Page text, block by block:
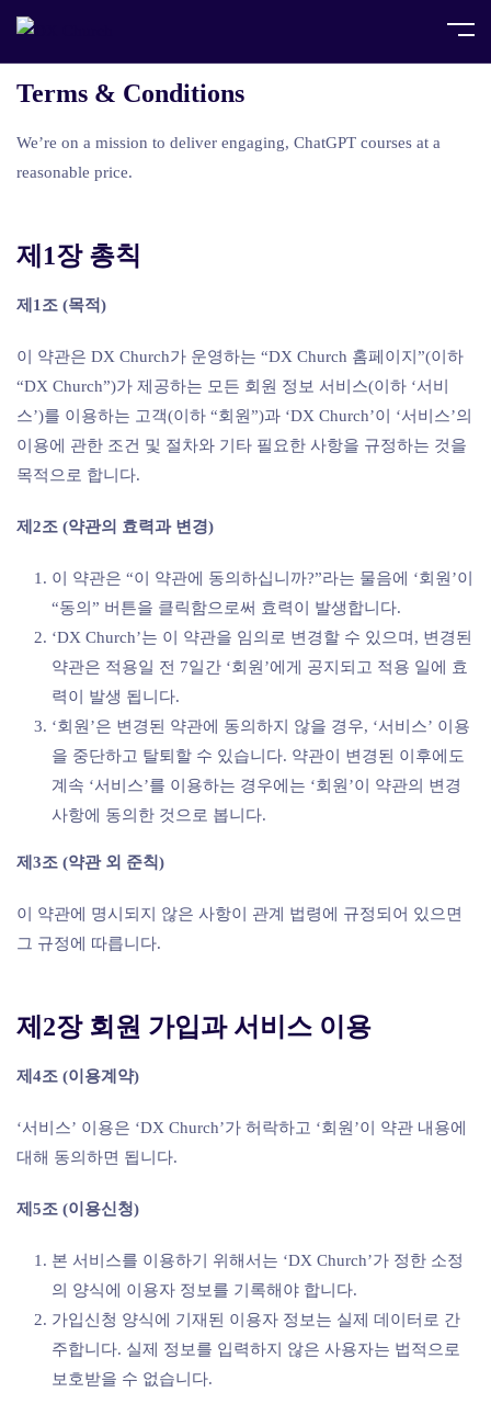
Terms & Conditions
We’re on a mission to deliver engaging, ChatGPT courses at a
reasonable price.
제1장 총칙
제1조 (목적)
이 약관은 DX Church가 운영하는 “DX Church 홈페이지”(이하
“DX Church”)가 제공하는 모든 회원 정보 서비스(이하 ‘서비
스’)를 이용하는 고객(이하 “회원”)과 ‘DX Church’이 ‘서비스’의
이용에 관한 조건 및 절차와 기타 필요한 사항을 규정하는 것을
목적으로 합니다.
제2조 (약관의 효력과 변경)
이 약관은 “이 약관에 동의하십니까?”라는 물음에 ‘회원’이
“동의” 버튼을 클릭함으로써 효력이 발생합니다.
‘DX Church’는 이 약관을 임의로 변경할 수 있으며, 변경된
약관은 적용일 전 7일간 ‘회원’에게 공지되고 적용 일에 효
력이 발생 됩니다.
‘회원’은 변경된 약관에 동의하지 않을 경우, ‘서비스’ 이용
을 중단하고 탈퇴할 수 있습니다. 약관이 변경된 이후에도
계속 ‘서비스’를 이용하는 경우에는 ‘회원’이 약관의 변경
사항에 동의한 것으로 봅니다.
제3조 (약관 외 준칙)
이 약관에 명시되지 않은 사항이 관계 법령에 규정되어 있으면
그 규정에 따릅니다.
제2장 회원 가입과 서비스 이용
제4조 (이용계약)
‘서비스’ 이용은 ‘DX Church’가 허락하고 ‘회원’이 약관 내용에
대해 동의하면 됩니다.
제5조 (이용신청)
본 서비스를 이용하기 위해서는 ‘DX Church’가 정한 소정
의 양식에 이용자 정보를 기록해야 합니다.
가입신청 양식에 기재된 이용자 정보는 실제 데이터로 간
주합니다. 실제 정보를 입력하지 않은 사용자는 법적으로
보호받을 수 없습니다.